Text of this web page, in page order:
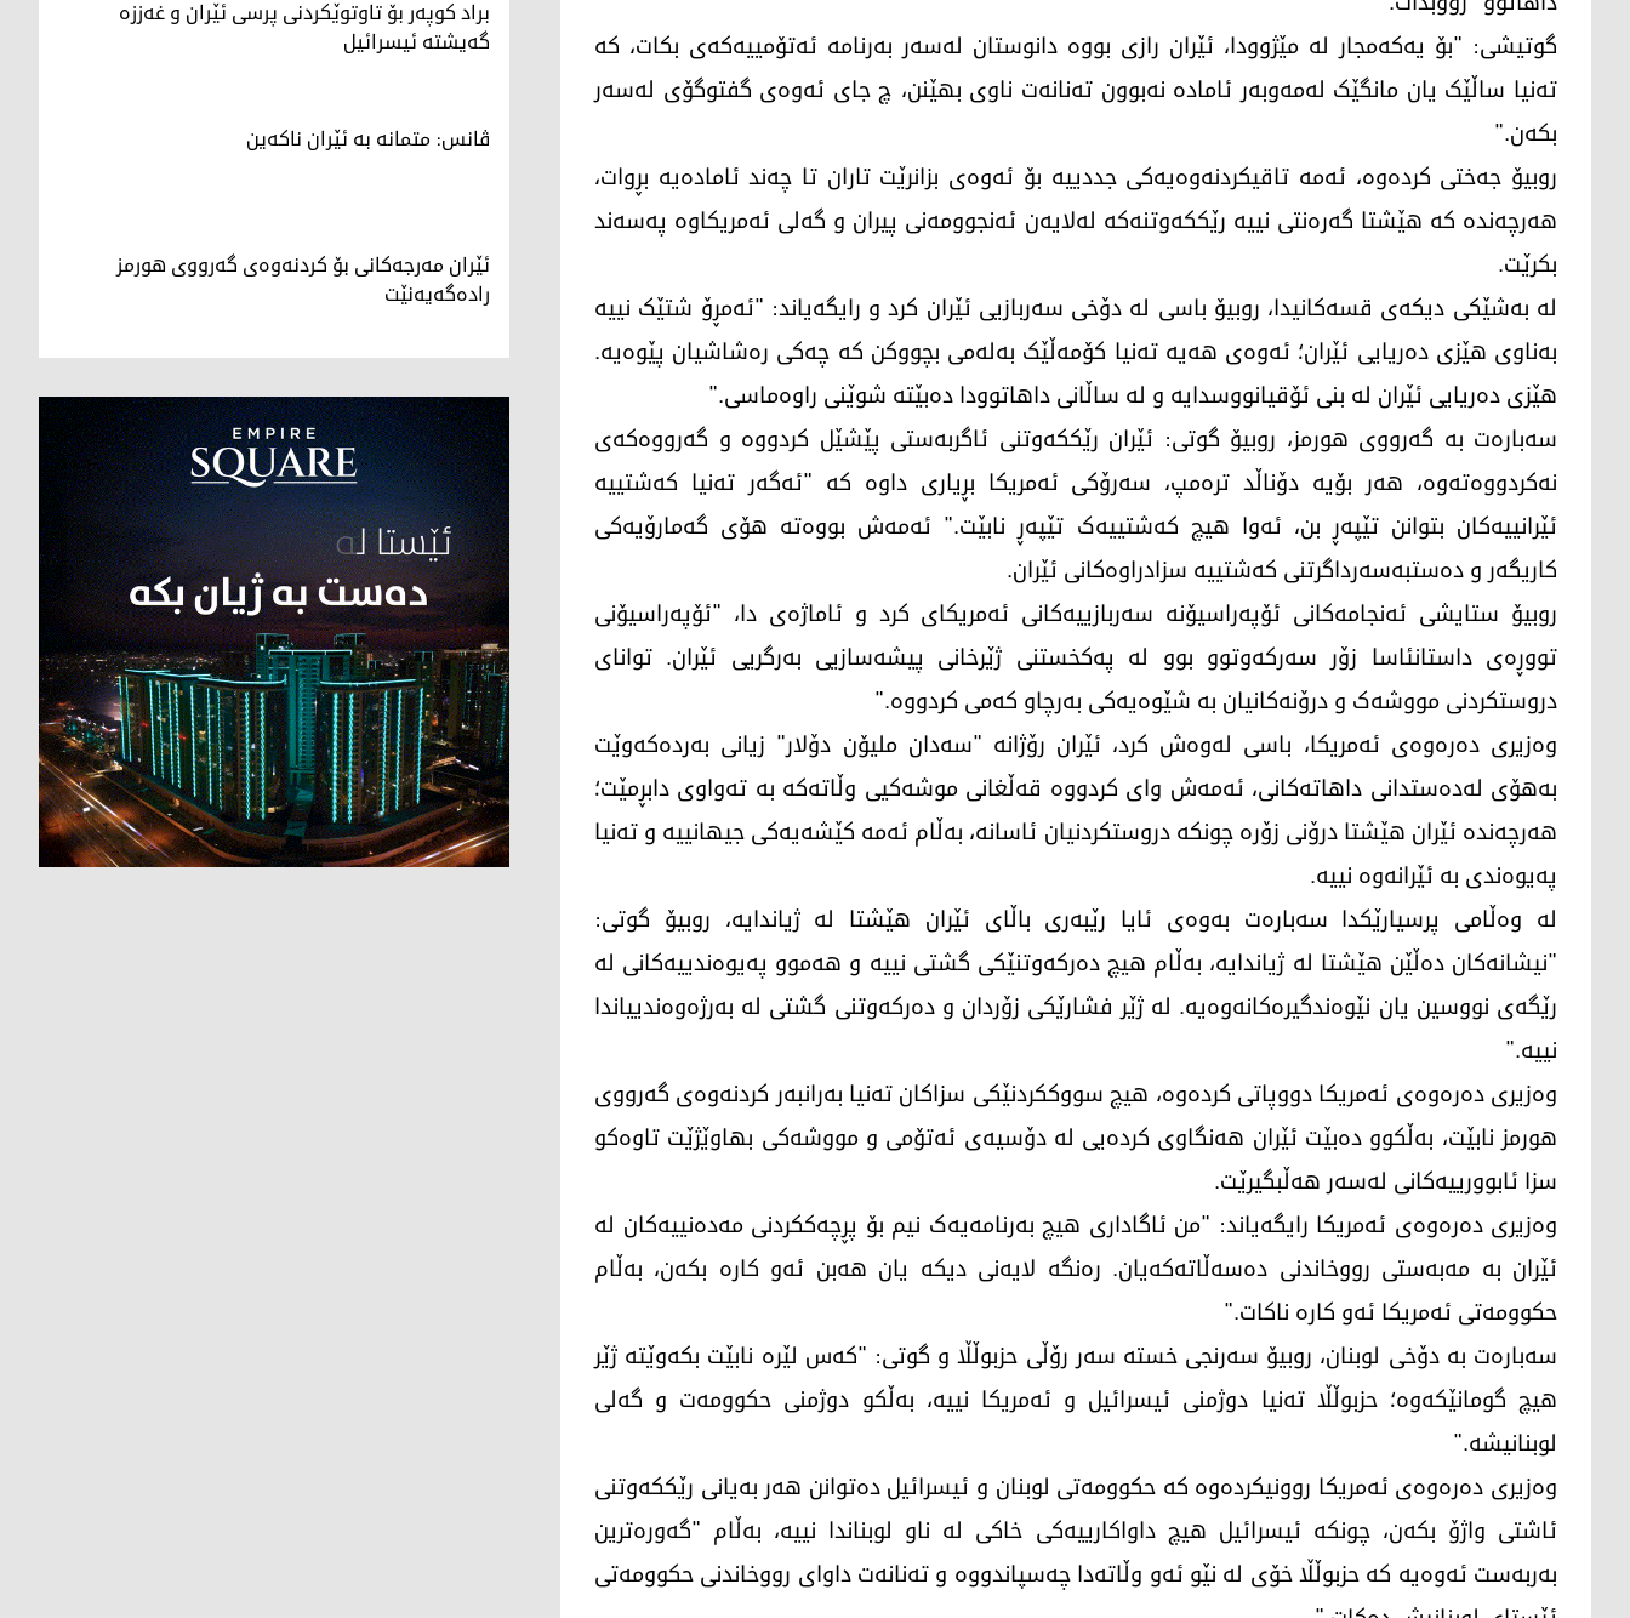
گوتیشی: "بۆ یەکەمجار لە مێژوودا، ئێران رازی بووە دانوستان لەسەر بەرنامە ئەتۆمییەکەی بکات، کە
تەنیا ساڵێک یان مانگێک لەمەوبەر ئامادە نەبوون تەنانەت ناوی بهێنن، چ جای ئەوەی گفتوگۆی لەسەر
بکەن."
روبیۆ جەختی کردەوە، ئەمە تاقیکردنەوەیەکی جددییە بۆ ئەوەی بزانرێت تاران تا چەند ئامادەیە بڕوات،
هەرچەندە کە هێشتا گەرەنتی نییە رێککەوتنەکە لەلایەن ئەنجوومەنی پیران و گەلی ئەمریکاوە پەسەند
بکرێت.
لە بەشێکی دیکەی قسەکانیدا، روبیۆ باسی لە دۆخی سەربازیی ئێران کرد و رایگەیاند: "ئەمڕۆ شتێک نییە
بەناوی هێزی دەریایی ئێران؛ ئەوەی هەیە تەنیا کۆمەڵێک بەلەمی بچووکن کە چەکی رەشاشیان پێوەیە.
هێزی دەریایی ئێران لە بنی ئۆقیانووسدایە و لە ساڵانی داهاتوودا دەبێتە شوێنی راوەماسی."
سەبارەت بە گەرووی هورمز، روبیۆ گوتی: ئێران رێککەوتنی ئاگربەستی پێشێل کردووە و گەرووەکەی
نەکردووەتەوە، هەر بۆیە دۆناڵد ترەمپ، سەرۆکی ئەمریکا بڕیاری داوە کە "ئەگەر تەنیا کەشتییە
ئێرانییەکان بتوانن تێپەڕ بن، ئەوا هیچ کەشتییەک تێپەڕ نابێت." ئەمەش بووەتە هۆی گەمارۆیەکی
کاریگەر و دەستبەسەرداگرتنی کەشتییە سزادراوەکانی ئێران.
روبیۆ ستایشی ئەنجامەکانی ئۆپەراسیۆنە سەربازییەکانی ئەمریکای کرد و ئاماژەی دا، "ئۆپەراسیۆنی
تووڕەی داستانئاسا زۆر سەرکەوتوو بوو لە پەکخستنی ژێرخانی پیشەسازیی بەرگریی ئێران. توانای
دروستکردنی مووشەک و درۆنەکانیان بە شێوەیەکی بەرچاو کەمی کردووە."
وەزیری دەرەوەی ئەمریکا، باسی لەوەش کرد، ئێران رۆژانە "سەدان ملیۆن دۆلار" زیانی بەردەکەوێت
بەهۆی لەدەستدانی داهاتەکانی، ئەمەش وای کردووە قەڵغانی موشەکیی وڵاتەکە بە تەواوی دابڕمێت؛
هەرچەندە ئێران هێشتا درۆنی زۆرە چونکە دروستکردنیان ئاسانە، بەڵام ئەمە کێشەیەکی جیهانییە و تەنیا
پەیوەندی بە ئێرانەوە نییە.
لە وەڵامی پرسیارێکدا سەبارەت بەوەی ئایا رێبەری باڵای ئێران هێشتا لە ژیاندایە، روبیۆ گوتی:
"نیشانەکان دەڵێن هێشتا لە ژیاندایە، بەڵام هیچ دەرکەوتنێکی گشتی نییە و هەموو پەیوەندییەکانی لە
رێگەی نووسین یان نێوەندگیرەکانەوەیە. لە ژێر فشارێکی زۆردان و دەرکەوتنی گشتی لە بەرژەوەندییاندا
نییە."
وەزیری دەرەوەی ئەمریکا دووپاتی کردەوە، هیچ سووککردنێکی سزاکان تەنیا بەرانبەر کردنەوەی گەرووی
هورمز نابێت، بەڵکوو دەبێت ئێران هەنگاوی کردەیی لە دۆسیەی ئەتۆمی و مووشەکی بهاوێژێت تاوەکو
سزا ئابوورییەکانی لەسەر هەڵبگیرێت.
وەزیری دەرەوەی ئەمریکا رایگەیاند: "من ئاگاداری هیچ بەرنامەیەک نیم بۆ پڕچەککردنی مەدەنییەکان لە
ئێران بە مەبەستی رووخاندنی دەسەڵاتەکەیان. رەنگە لایەنی دیکە یان هەبن ئەو کارە بکەن، بەڵام
حکوومەتی ئەمریکا ئەو کارە ناکات."
سەبارەت بە دۆخی لوبنان، روبیۆ سەرنجی خستە سەر رۆڵی حزبوڵڵا و گوتی: "کەس لێرە نابێت بکەوێتە ژێر
هیچ گومانێکەوە؛ حزبوڵڵا تەنیا دوژمنی ئیسرائیل و ئەمریکا نییە، بەڵکو دوژمنی حکوومەت و گەلی
لوبنانیشە."
وەزیری دەرەوەی ئەمریکا روونیکردەوە کە حکوومەتی لوبنان و ئیسرائیل دەتوانن هەر بەیانی رێککەوتنی
ئاشتی واژۆ بکەن، چونکە ئیسرائیل هیچ داواکارییەکی خاکی لە ناو لوبناندا نییە، بەڵام "گەورەترین
بەربەست ئەوەیە کە حزبوڵڵا خۆی لە نێو ئەو وڵاتەدا چەسپاندووە و تەنانەت داوای رووخاندنی حکوومەتی
براد کوپەر بۆ تاوتوێکردنی پرسی ئێران و غەززە
گەیشتە ئیسرائیل
ڤانس: متمانە بە ئێران ناکەین
ئێران مەرجەکانی بۆ کردنەوەی گەرووی هورمز
رادەگەیەنێت